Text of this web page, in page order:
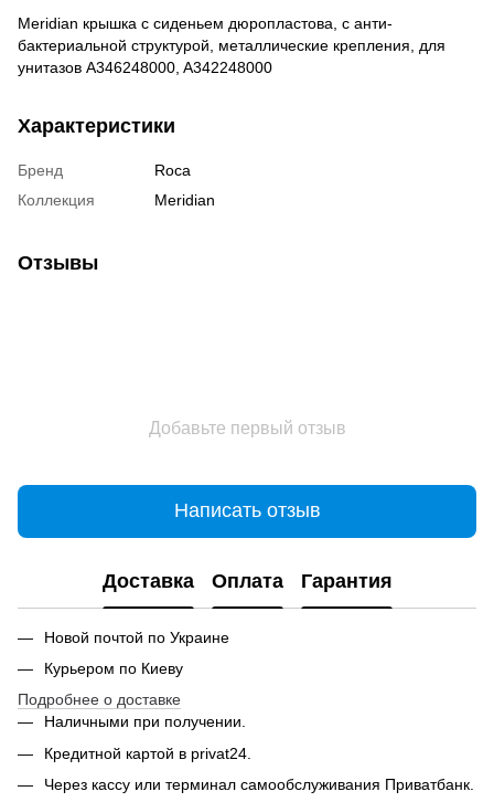
Meridian крышка с сиденьем дюропластова, с анти-
бактериальной структурой, металлические крепления, для
унитазов A346248000, A342248000
Характеристики
Бренд
Roca
Коллекция
Meridian
Отзывы
Добавьте первый отзыв
Написать отзыв
Доставка Оплата Гарантия
Новой почтой по Украине
Курьером по Киеву
Подробнее о доставке
Наличными при получении.
Кредитной картой в privat24.
Через кассу или терминал самообслуживания Приватбанк.